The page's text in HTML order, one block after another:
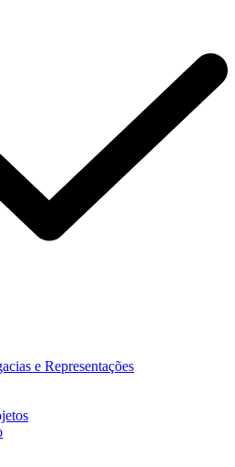
e Representações